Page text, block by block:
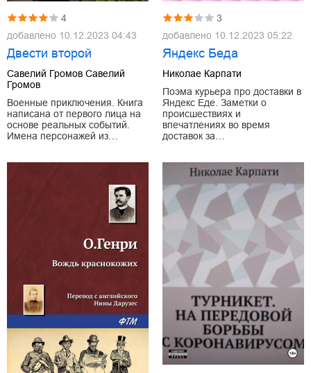
4
добавлено 10.12.2023 04:43
Двести второй
Савелий Громов Савелий
Громов
Военные приключения. Книга
написана от первого лица на
основе реальных событий.
Имена персонажей из…
3
добавлено 10.12.2023 05:22
Яндекс Беда
Николае Карпати
Поэма курьера про доставки в
Яндекс Еде. Заметки о
происшествиях и
впечатлениях во время
доставок за…